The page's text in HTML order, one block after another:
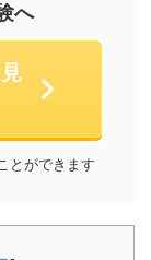
へ
とができます